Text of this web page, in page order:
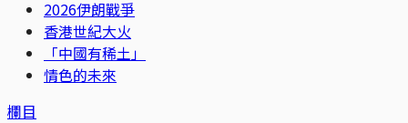
2026伊朗戰爭
香港世紀大火
「中國有稀土」
情色的未來
欄目